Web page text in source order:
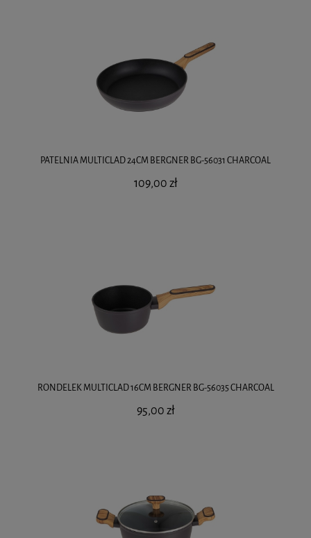
PATELNIA MULTICLAD 24CM BERGNER BG-56031 CHARCOAL
109,00 zł
RONDELEK MULTICLAD 16CM BERGNER BG-56035 CHARCOAL
95,00 zł